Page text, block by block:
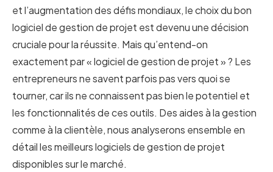
et l’augmentation des défis mondiaux, le choix du bon
logiciel de gestion de projet est devenu une décision
cruciale pour la réussite. Mais qu’entend-on
exactement par « logiciel de gestion de projet » ? Les
entrepreneurs ne savent parfois pas vers quoi se
tourner, car ils ne connaissent pas bien le potentiel et
les fonctionnalités de ces outils. Des aides à la gestion
comme à la clientèle, nous analyserons ensemble en
détail les meilleurs logiciels de gestion de projet
disponibles sur le marché.